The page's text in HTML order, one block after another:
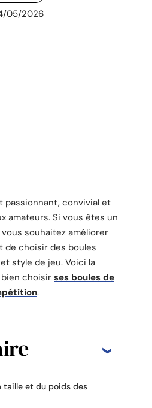
05/2026
passionnant, convivial et
amateurs. Si vous êtes un
souhaitez améliorer
de choisir des boules
style de jeu. Voici la
choisir ses boules de
.
taille et du poids des